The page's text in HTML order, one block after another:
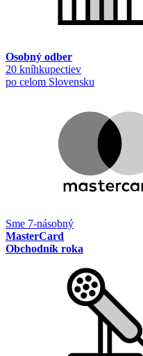
Osobný odber
20 kníhkupectiev
po celom Slovensku
Sme 7-násobný
MasterCard
Obchodník roka